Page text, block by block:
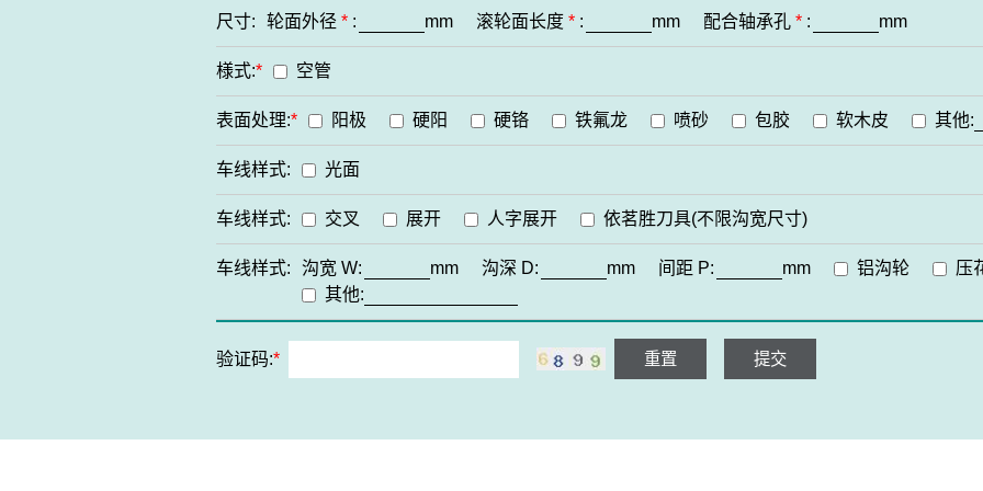
尺寸: 轮面外径 * : mm 滚轮面长度 * : mm 配合轴承孔 * : mm
様式:* 空管
表面处理:* 阳极 硬阳 硬铬 铁氟龙 喷砂 包胶 软木皮 其他:
车线样式: 光面
车线样式: 交叉 展开 人字展开 依茗胜刀具(不限沟宽尺寸)
车线样式: 沟宽 W: mm 沟深 D: mm 间距 P: mm 铝沟轮
压
其他:
验证码:* 重置 提交